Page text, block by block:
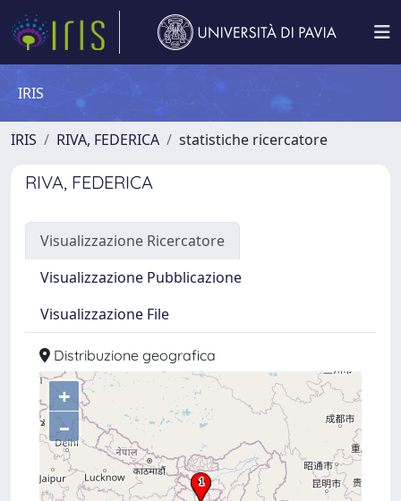
IRIS
IRIS RIVA, FEDERICA statistiche ricercatore
RIVA, FEDERICA
Visualizzazione Ricercatore
Visualizzazione Pubblicazione
Visualizzazione File
Distribuzione geografica
+
–